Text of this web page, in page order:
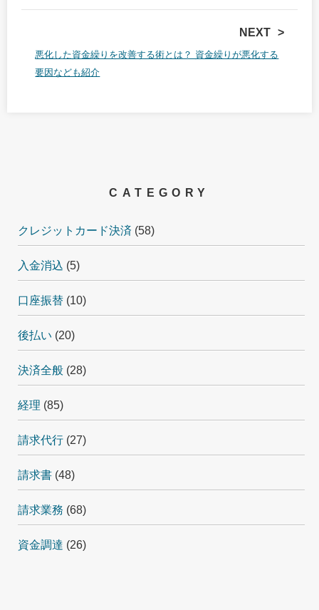
NEXT
悪化した資金繰りを改善する術とは？ 資金繰りが悪化する
要因なども紹介
CATEGORY
クレジットカード決済 (58)
入金消込 (5)
口座振替 (10)
後払い (20)
決済全般 (28)
経理 (85)
請求代行 (27)
請求書 (48)
請求業務 (68)
資金調達 (26)